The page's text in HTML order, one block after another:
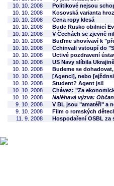
10. 10. 2008
Politikové nejsou
10. 10. 2008
Kosovská varianta
10. 10. 2008
Cena ropy klesá
10. 10. 2008
Bude Rusko obilnicí
10. 10. 2008
V Čechách se zjevně
10. 10. 2008
Buďme shovívaví k
10. 10. 2008
Cchinvali vstoupí do
10. 10. 2008
Uctivé pozdravení
10. 10. 2008
US Navy slíbila
10. 10. 2008
Budeme se
10. 10. 2008
[Agenci], nebo
10. 10. 2008
Student? Agent jsi!
10. 10. 2008
Chávez: "Za
10. 10. 2008
Naléhavá výzva:
9. 10. 2008
V BL jsou "amatéři" a
9. 10. 2008
Film o romských
11. 9. 2008
Hospodaření OSBL za